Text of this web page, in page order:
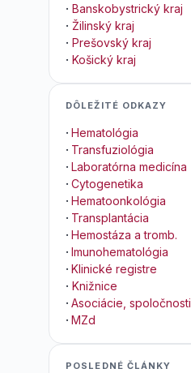
· Banskobystrický kraj
· Žilinský kraj
· Prešovský kraj
· Košický kraj
DÔLEŽITÉ ODKAZY
· Hematológia
· Transfuziológia
· Laboratórna medicína
· Cytogenetika
· Hematoonkológia
· Transplantácia
· Hemostáza a tromb.
· Imunohematológia
· Klinické registre
· Knižnice
· Asociácie, spoločnosti
· MZd
POSLEDNÉ ČLÁNKY